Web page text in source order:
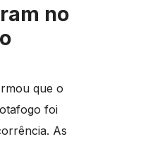
no
que o
foi
As